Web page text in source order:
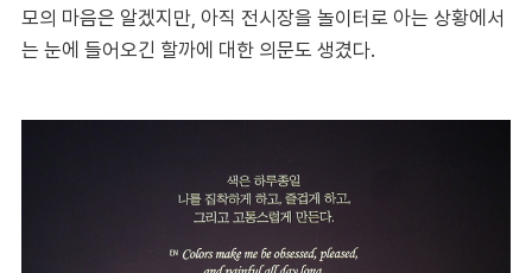
모의 마음은 알겠지만, 아직 전시장을 놀이터로 아는 상황에서
는 눈에 들어오긴 할까에 대한 의문도 생겼다.